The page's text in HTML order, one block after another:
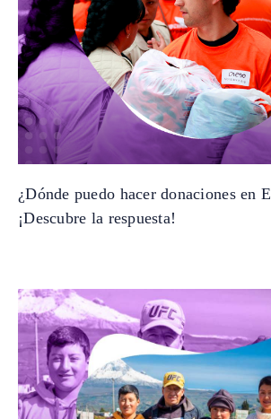
¿Dónde puedo hacer donaciones en
¡Descubre la respuesta!